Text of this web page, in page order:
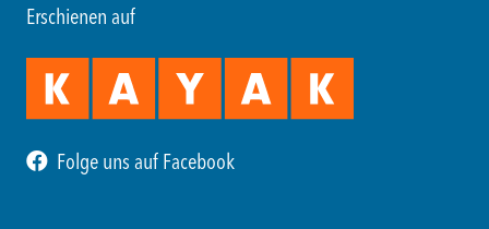
Erschienen auf
Folge uns auf Facebook